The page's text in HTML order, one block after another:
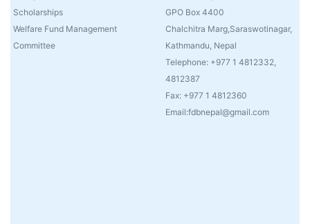
Scholarships
Welfare Fund Management
Committee
GPO Box 4400
Chalchitra Marg,Saraswotinagar,
Kathmandu, Nepal
Telephone: +977 1 4812332,
4812387
Fax: +977 1 4812360
Email:fdbnepal@gmail.com